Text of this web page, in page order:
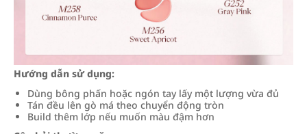
Hướng dẫn sử dụng:
Dùng bông phấn hoặc ngón tay lấy một lượng vừa đủ
Tán đều lên gò má theo chuyển động tròn
Build thêm lớp nếu muốn màu đậm hơn